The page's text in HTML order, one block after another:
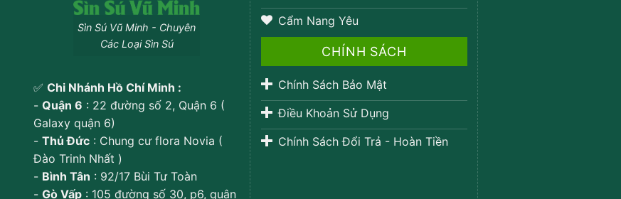
Sìn Sú Vũ Minh - Chuyên
Các Loại Sìn Sú
✅ Chi Nhánh Hồ Chí Minh :
- Quận 6 : 22 đường số 2, Quận 6 (
Galaxy quận 6)
- Thủ Đức : Chung cư flora Novia (
Đào Trinh Nhất )
- Bình Tân : 92/17 Bùi Tư Toàn
- Gò Vấp : 105 đường số 30, p6, quận
Cẩm Nang Yêu
CHÍNH SÁCH
Chính Sách Bảo Mật
Điều Khoản Sử Dụng
Chính Sách Đổi Trả - Hoàn Tiền